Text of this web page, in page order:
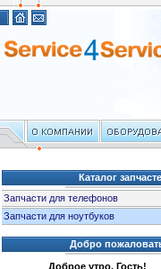
Каталог
Запчасти для телефонов
Запчасти для ноутбуков
Добро
Доброе утро, Гость!